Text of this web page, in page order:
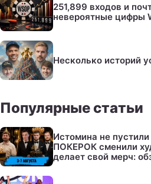
251,899 входов и
невероятные цифры
Несколько историй
Популярные статьи
Истомина не
ПОКЕРОК сменили
делает свой мерч: